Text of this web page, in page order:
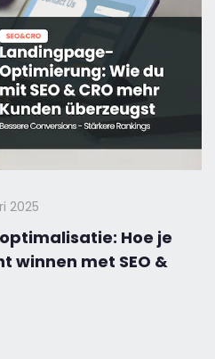
2025
Hoe je
winnen met SEO &